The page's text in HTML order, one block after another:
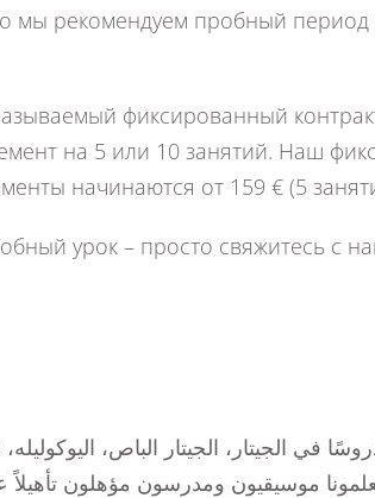
рекомендуем пробный период
фиксированный
на 5 или 10 занятий. Наш
начинаются от 159 € (5
урок – просто свяжитесь с
الجيتار، الجيتار الباص،